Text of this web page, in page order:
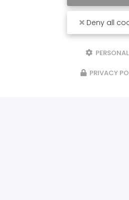
Deny all
PRIVACY